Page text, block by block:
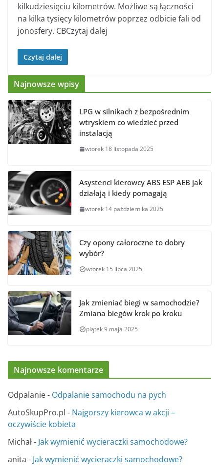
kilkudziesięciu kilometrów. Możliwe są łączności
na kilka tysięcy kilometrów poprzez odbicie fali od
jonosfery. CBCzytaj dalej
Czytaj dalej
Najnowsze wpisy
LPG w silnikach z bezpośrednim
wtryskiem co wiedzieć przed
instalacją
wtorek 18 listopada 2025
Asystenci kierowcy ABS ESP AEB jak
działają i kiedy pomagają
wtorek 14 października 2025
Czy opony całoroczne to dobry
wybór?
wtorek 15 lipca 2025
Jak zmieniać biegi w samochodzie?
Zmiana biegów krok po kroku
piątek 9 maja 2025
Najnowsze komentarze
Odpalanie- Odpalanie samochodu na pych
AutoSkupPro.pl - Najgorszy kierowca w akcji –
oczywiście kobieta
Michał- Jak wymienić wycieraczki samochodowe?
anita - Jak wymienić wycieraczki samochodowe?